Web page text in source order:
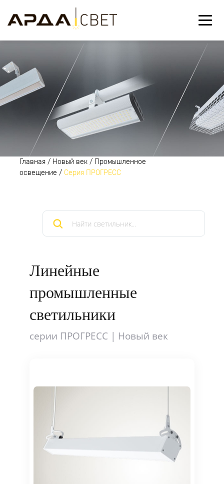
Главная / Новый век / Промышленное
освещение / Серия ПРОГРЕСС
Линейные
промышленные
светильники
серии ПРОГРЕСС | Новый век